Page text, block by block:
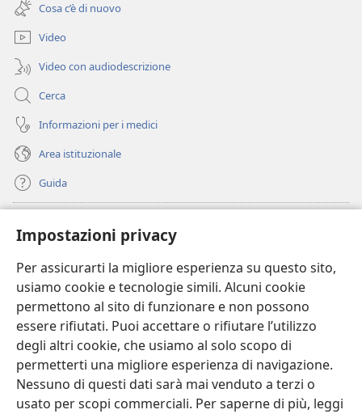
Impostazioni privacy
Per assicurarti la migliore esperienza su questo sito,
usiamo cookie e tecnologie simili. Alcuni cookie
permettono al sito di funzionare e non possono
essere rifiutati. Puoi accettare o rifiutare l’utilizzo
degli altri cookie, che usiamo al solo scopo di
permetterti una migliore esperienza di navigazione.
Nessuno di questi dati sarà mai venduto a terzi o
usato per scopi commerciali. Per saperne di più, leggi
finestra)
nuova
finestra)
Cosa c’è di nuovo
Video
Video con audiodescrizione
Cerca
Informazioni per i medici
Area istituzionale
Guida
(apre
una
nuova
finestra)
BIBLIOTECA ONLINE Watchtower
(apre
una
nuova
finestra)
JW Hub
(apre
una
nuova
finestra)
JW Library
Watchtower Library®